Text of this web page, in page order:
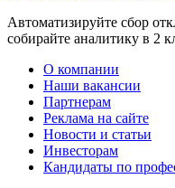
Автоматизируйте сбор
собирайте аналитику в 2
О компании
Наши вакансии
Партнерам
Реклама на сайте
Новости и статьи
Инвесторам
Кандидаты по